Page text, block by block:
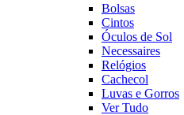
Bolsas
Cintos
Óculos de Sol
Necessaires
Relógios
Cachecol
Luvas e Gorros
Ver Tudo